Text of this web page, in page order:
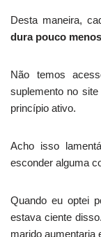
Desta maneira,
dura pouco
Não temos
suplemento no
princípio ativo.
Acho isso
esconder alguma
Quando eu optei
estava ciente
marido aumentaria